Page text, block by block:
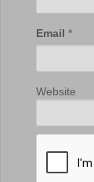
Email *
Website